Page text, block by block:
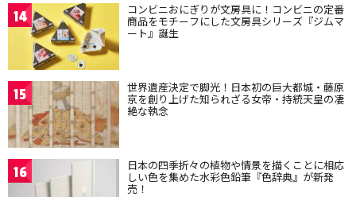
14 コンビニおにぎりが文房具に！コンビニの定番
商品をモチーフにした文房具シリーズ『ジムマ
ート』誕生
15 世界遺産決定で脚光！日本初の巨大都城・藤原
京を創り上げた知られざる女帝・持統天皇の凄
絶な執念
16 日本の四季折々の植物や情景を描くことに相応
しい色を集めた水彩色鉛筆『色辞典』が新発
売！